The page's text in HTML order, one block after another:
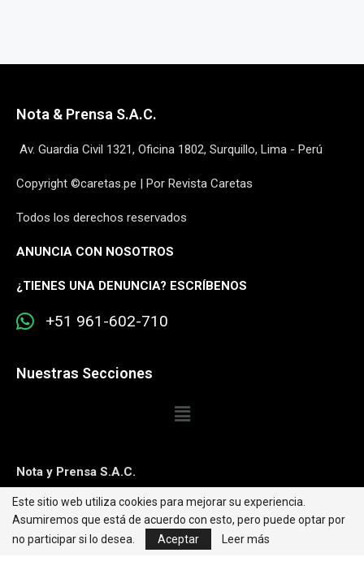
Nota & Prensa S.A.C.
Av. Guardia Civil 1321, Oficina 1802, Surquillo, Lima - Perú
Copyright ©caretas.pe | Por Revista Caretas
Todos los derechos reservados
ANUNCIA CON NOSOTROS
¿TIENES UNA DENUNCIA? ESCRÍBENOS
+51 961-602-710
Nuestras Secciones
Nota y Prensa S.A.C.
Contacto:editorweb@caretas.com.pe
Síguenos:
Este sitio web utiliza cookies para mejorar su experiencia.
Asumiremos que está de acuerdo con esto, pero puede optar por
no participar si lo desea.
Aceptar Leer más